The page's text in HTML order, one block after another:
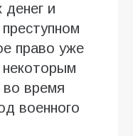
денег и
право уже
время
военного